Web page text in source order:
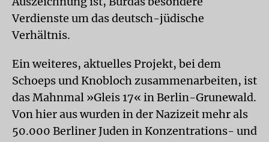
Verdienste um das deutsch-jüdische
Verhältnis.
Ein weiteres, aktuelles Projekt, bei dem
Schoeps und Knobloch zusammenarbeiten, ist
das Mahnmal »Gleis 17« in Berlin-Grunewald.
Von hier aus wurden in der Nazizeit mehr als
50.000 Berliner Juden in Konzentrations- und